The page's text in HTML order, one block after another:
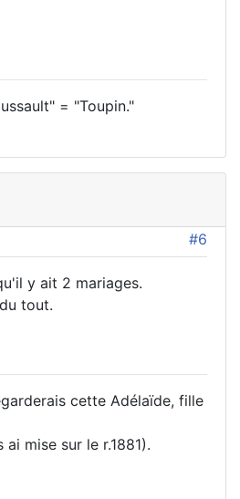
= "Toupin."
#6
y ait 2 mariages.
tout.
cette Adélaïde, fille
mise sur le r.1881).